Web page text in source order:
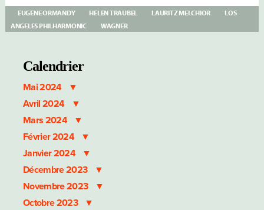
WAGNER:
&
EUGENE ORMANDY HELEN TRAUBEL LAURITZ MELCHIOR
LOS
ANGELES PHILHARMONIC
WAGNER
Calendrier
Mai 2024
Avril 2024
Mars 2024
Février 2024
Janvier 2024
Décembre 2023
Novembre 2023
Octobre 2023